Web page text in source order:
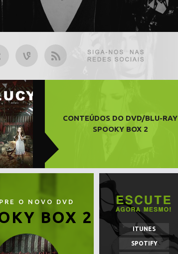
CONTEÚDOS DO DVD/BLU-RAY
SPOOKY BOX 2
O NOVO DVD
BOX 2
ITUNES
SPOTIFY